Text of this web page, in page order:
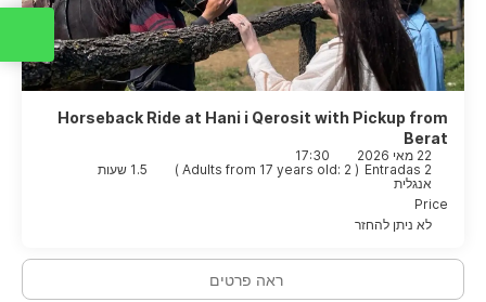
Horseback Ride at Hani i Qerosit with Pickup from
Berat
22 מאי 2026
17:30
2 Entradas
(
Adults from 17 years old: 2
)
1.5 שעות
אנגלית
Price
לא ניתן להחזר
ראה פרטים